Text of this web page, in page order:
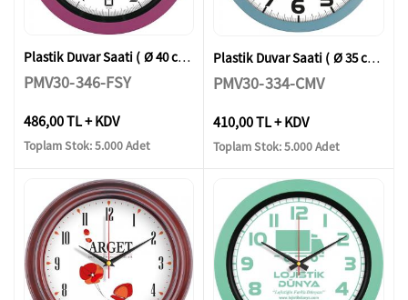
Plastik Duvar Saati ( Ø 40 cm )
PMV30-346-FSY
486,00 TL + KDV
Toplam Stok: 5.000 Adet
Plastik Duvar Saati ( Ø 35 cm )
PMV30-334-CMV
410,00 TL + KDV
Toplam Stok: 5.000 Adet